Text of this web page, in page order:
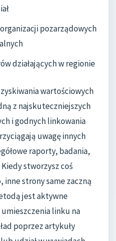
pozarządowych
działających w regionie
wartościowych
z najskuteczniejszych
i godnych linkowania
uwagę innych
raporty, badania,
stworzysz coś
strony same zaczną
jest aktywne
linku na
poprzez artykuły